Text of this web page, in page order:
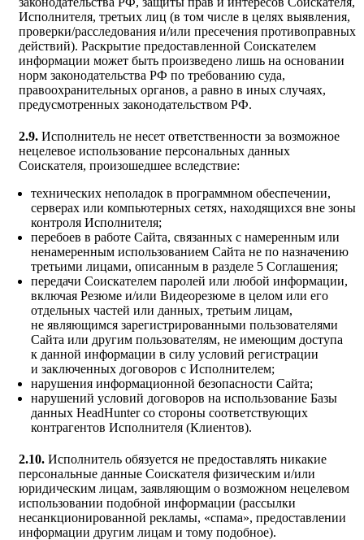
Исполнителя, третьих лиц (в том числе в целях выявления,
проверки/расследования и/или пресечения противоправных
действий). Раскрытие предоставленной Соискателем
информации может быть произведено лишь на основании
норм законодательства РФ по требованию суда,
правоохранительных органов, а равно в иных случаях,
предусмотренных законодательством РФ.
2.9. Исполнитель не несет ответственности за возможное
нецелевое использование персональных данных
Соискателя, произошедшее вследствие:
технических неполадок в программном обеспечении,
серверах или компьютерных сетях, находящихся вне зоны
контроля Исполнителя;
перебоев в работе Сайта, связанных с намеренным или
ненамеренным использованием Сайта не по назначению
третьими лицами, описанным в разделе 5 Соглашения;
передачи Соискателем паролей или любой информации,
включая Резюме и/или Видеорезюме в целом или его
отдельных частей или данных, третьим лицам,
не являющимся зарегистрированными пользователями
Сайта или другим пользователям, не имеющим доступа
к данной информации в силу условий регистрации
и заключенных договоров с Исполнителем;
нарушения информационной безопасности Сайта;
нарушений условий договоров на использование Базы
данных HeadHunter со стороны соответствующих
контрагентов Исполнителя (Клиентов).
2.10. Исполнитель обязуется не предоставлять никакие
персональные данные Соискателя физическим и/или
юридическим лицам, заявляющим о возможном нецелевом
использовании подобной информации (рассылки
несанкционированной рекламы, «спама», предоставлении
информации другим лицам и тому подобное).